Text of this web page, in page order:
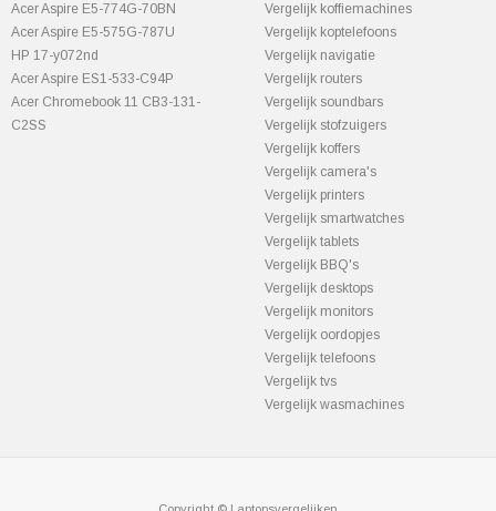
Acer Aspire E5-774G-70BN
Acer Aspire E5-575G-787U
HP 17-y072nd
Acer Aspire ES1-533-C94P
Acer Chromebook 11 CB3-131-
C2SS
Vergelijk koffiemachines
Vergelijk koptelefoons
Vergelijk navigatie
Vergelijk routers
Vergelijk soundbars
Vergelijk stofzuigers
Vergelijk koffers
Vergelijk camera's
Vergelijk printers
Vergelijk smartwatches
Vergelijk tablets
Vergelijk BBQ's
Vergelijk desktops
Vergelijk monitors
Vergelijk oordopjes
Vergelijk telefoons
Vergelijk tvs
Vergelijk wasmachines